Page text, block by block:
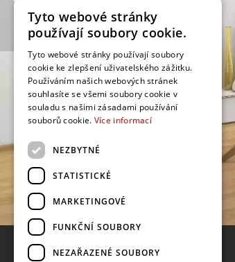
Tyto webové stránky
používají soubory cookie.
Tyto webové stránky používají soubory
cookie ke zlepšení uživatelského zážitku.
Používáním našich webových stránek
souhlasíte se všemi soubory cookie v
souladu s našimi zásadami používání
souborů cookie. Více informací
NEZBYTNÉ
STATISTICKÉ
MARKETINGOVÉ
FUNKČNÍ SOUBORY
NEZAŘAZENÉ SOUBORY